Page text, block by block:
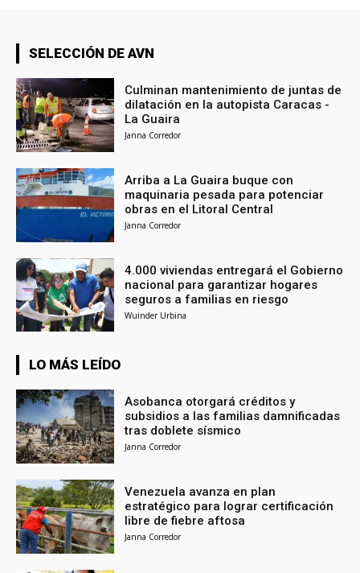
SELECCIÓN DE AVN
Culminan mantenimiento de juntas de
dilatación en la autopista Caracas -
La Guaira
Janna Corredor
Arriba a La Guaira buque con
maquinaria pesada para potenciar
obras en el Litoral Central
Janna Corredor
4.000 viviendas entregará el Gobierno
nacional para garantizar hogares
seguros a familias en riesgo
Wuinder Urbina
LO MÁS LEÍDO
Asobanca otorgará créditos y
subsidios a las familias damnificadas
tras doblete sísmico
Janna Corredor
Venezuela avanza en plan
estratégico para lograr certificación
libre de fiebre aftosa
Janna Corredor